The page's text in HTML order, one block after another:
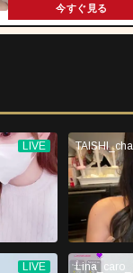
今すぐ見る